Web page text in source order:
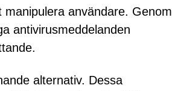
användare. Genom
antivirusmeddelanden
alternativ. Dessa